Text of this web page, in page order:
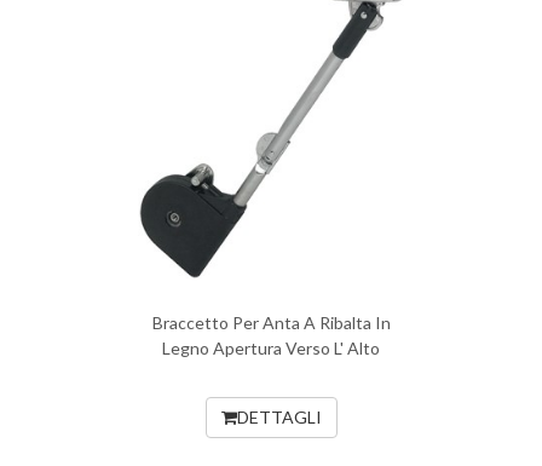
Braccetto Per Anta A Ribalta In
Legno Apertura Verso L' Alto
DETTAGLI